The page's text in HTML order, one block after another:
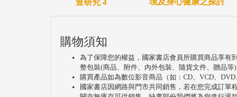
查研究 4
購物須知
為了保障您的權益，國家書店會員所購買商品享有
整包裝(商品、附件、內外包裝、隨貨文件、贈品等)
購買產品如為數位影音商品（如：CD、VCD、
國家書店因網路與門市共同銷售，若在您完成訂